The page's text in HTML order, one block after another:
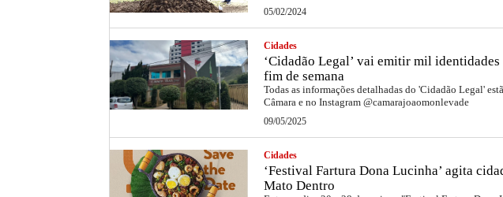
05/02/2024
Cidades
‘Cidadão Legal’ vai emitir mil
fim de semana
Todas as informações detalhadas do 'Cidadão Legal'
Câmara e no Instagram @camarajoaomonlevade
09/05/2025
Cidades
‘Festival Fartura Dona Lucinha’ agita
Mato Dentro